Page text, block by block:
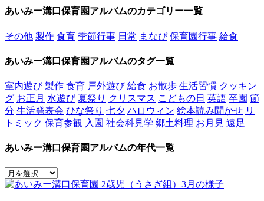
あいみー溝口保育園アルバムのカテゴリー一覧
その他 製作 食育 季節行事 日常 まなび 保育園行事 給食
あいみー溝口保育園アルバムのタグ一覧
室内遊び 製作 食育 戸外遊び 給食 お散歩 生活習慣 クッキン
グ お正月 水遊び 夏祭り クリスマス こどもの日 英語 卒園 節
分 生活発表会 ひな祭り 七夕 ハロウィン 絵本読み聞かせ リ
トミック 保育参観 入園 社会科見学 郷土料理 お月見 遠足
あいみー溝口保育園アルバムの年代一覧